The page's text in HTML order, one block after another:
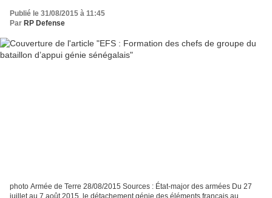
Publié le 31/08/2015 à 11:45
Par RP Defense
photo Armée de Terre 28/08/2015 Sources : État-major des armées Du 27
juillet au 7 août 2015, le détachement génie des éléments français au